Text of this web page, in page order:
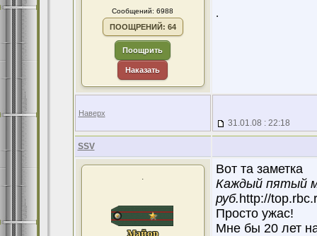
Сообщений: 6988
ПООЩРЕНИЙ: 64
Поощрить
Наказать
.
Наверх
31.01.08 : 22:18
SSV
.
Вот та заметка
Каждый пятый
руб. http://
Просто ужас!
Мне бы 20 лет